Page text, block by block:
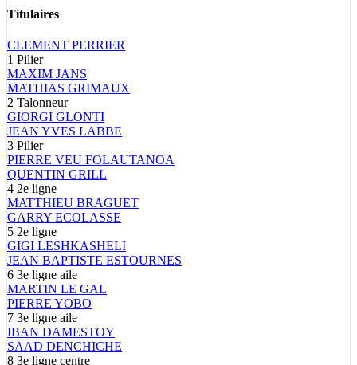
Titulaires
CLEMENT PERRIER
1 Pilier
MAXIM JANS
MATHIAS GRIMAUX
2 Talonneur
GIORGI GLONTI
JEAN YVES LABBE
3 Pilier
PIERRE VEU FOLAUTANOA
QUENTIN GRILL
4 2e ligne
MATTHIEU BRAGUET
GARRY ECOLASSE
5 2e ligne
GIGI LESHKASHELI
JEAN BAPTISTE ESTOURNES
6 3e ligne aile
MARTIN LE GAL
PIERRE YOBO
7 3e ligne aile
IBAN DAMESTOY
SAAD DENCHICHE
8 3e ligne centre